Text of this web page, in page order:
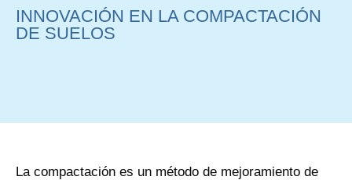
INNOVACIÓN EN LA COMPACTACIÓN
DE SUELOS
La compactación es un método de mejoramiento de